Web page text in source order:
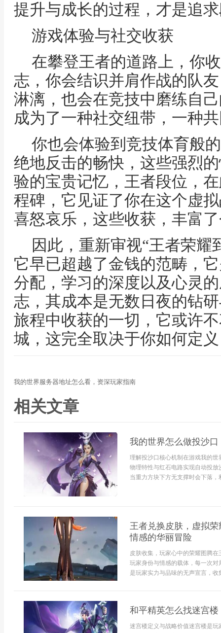
提升与成长的过程，才是追
游戏体验与社交收获
在攀登王者的道路上，你
志，你会结识并肩作战的队
淋漓，也会在竞技中磨练自
成为了一种社交纽带，一种
你也会体验到竞技体育般
绝地反击的畅快，这些强烈
验的宝贵记忆，王者段位，
程碑，它见证了你在这个虚
喜怒哀乐，这些收获，丰富
因此，重新审视“王者荣耀
它早已超越了金钱的范畴，
分配，学习的深度以及心灵
志，其成本是无数日夜的钻
旅程中收获的一切，它或许
城，这完全取决于你如何定
我的世界服务器地址怎么看，资深玩家指南
相关文章
我的世界怎么做投沙
理解投沙口核心机制在游戏我的
物理特性与红石电路实现自动投
当重力方块下方无支撑时会下落
王者兑换皮肤，虚拟
情感的华丽冒险
皮肤收集，玩家心中的荣耀图腾
玩家身份与情感的载体，每一次
是玩家实力与品味的无声宣言，
和平精英怎么找迷宫
迷宫楼定义与战略价值迷宫楼是